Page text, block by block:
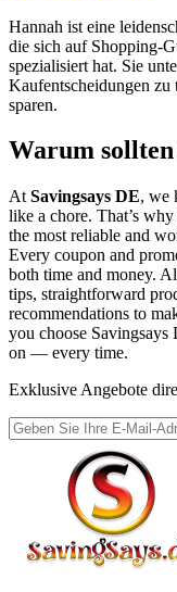
Hannah ist eine
die sich auf Shopping-
spezialisiert hat. Sie
Kaufentscheidungen
sparen.
Warum
At Savingsays DE, we
like a chore. That’s
the most reliable and
Every coupon and
both time and money.
tips, straightforward
recommendations to
you choose Savingsays
on — every time.
Exklusive Angebote